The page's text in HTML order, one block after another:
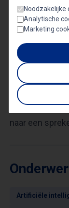
Bij het boeken
evenement,
diepgaande
in staat is om
motiveren.
dynamische
uitstekende
naar een
Artificiële
Noodzakelijke
Analytische
Marketing